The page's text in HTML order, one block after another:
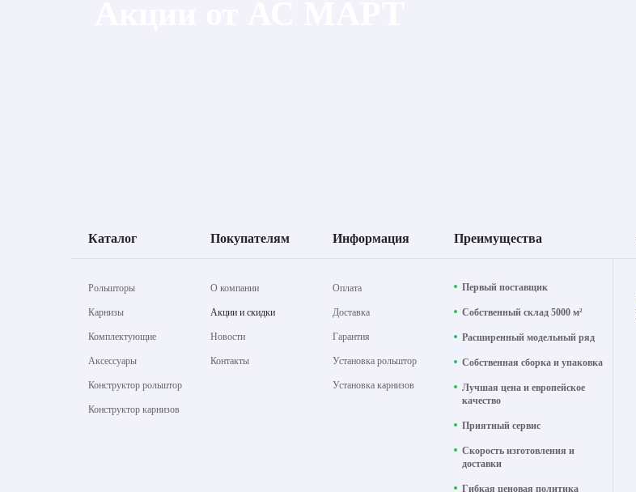
Каталог Покупателям Информация Преимущества
Рольшторы
Карнизы
Комплектующие
Аксессуары
Конструктор рольштор
Конструктор карнизов
О компании
Акции и скидки
Новости
Контакты
Оплата
Доставка
Гарантия
Установка рольштор
Установка карнизов
Первый поставщик
Собственный склад 5000 м²
Расширенный модельный ряд
Собственная сборка и упаковка
Лучшая цена и европейское
качество
Приятный сервис
Скорость изготовления и
доставки
Гибкая ценовая политика